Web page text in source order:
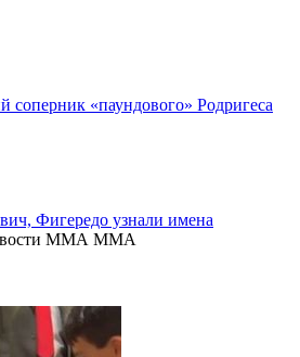
соперник «паундового» Родригеса
Фигередо узнали имена
MMA